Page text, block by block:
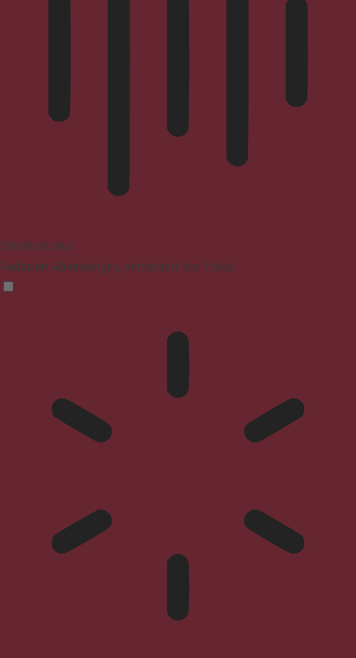
Blindenmodus
Reduziert Ablenkungen, verbessert den Fokus